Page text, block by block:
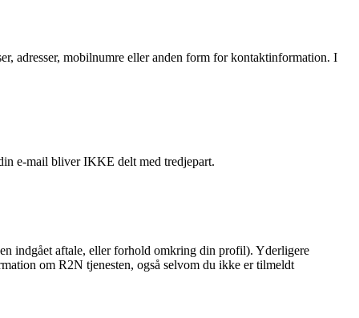
adresser, mobilnumre eller anden form for kontaktinformation. I
e-mail bliver IKKE delt med tredjepart.
indgået aftale, eller forhold omkring din profil). Yderligere
om R2N tjenesten, også selvom du ikke er tilmeldt